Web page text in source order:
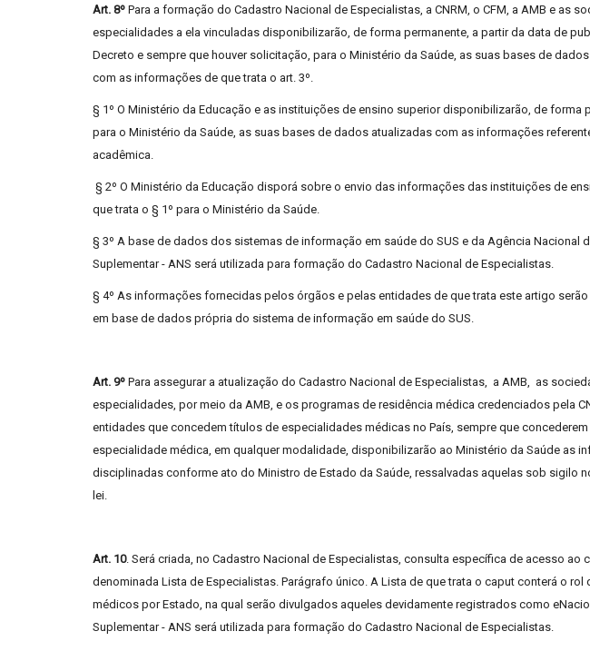
Art. 8º Para a formação do Cadastro Nacional de Especialistas, a CNRM, o CFM, a AMB e as
especialidades a ela vinculadas disponibilizarão, de forma permanente, a partir da data de
Decreto e sempre que houver solicitação, para o Ministério da Saúde, as suas bases de
com as informações de que trata o art. 3º.
§ 1º O Ministério da Educação e as instituições de ensino superior disponibilizarão, de forma
para o Ministério da Saúde, as suas bases de dados atualizadas com as informações
acadêmica.
§ 2º O Ministério da Educação disporá sobre o envio das informações das instituições de
que trata o § 1º para o Ministério da Saúde.
§ 3º A base de dados dos sistemas de informação em saúde do SUS e da Agência Nacional
Suplementar - ANS será utilizada para formação do Cadastro Nacional de Especialistas.
§ 4º As informações fornecidas pelos órgãos e pelas entidades de que trata este artigo
em base de dados própria do sistema de informação em saúde do SUS.
Art. 9º Para assegurar a atualização do Cadastro Nacional de Especialistas, a AMB, as
especialidades, por meio da AMB, e os programas de residência médica credenciados pela
entidades que concedem títulos de especialidades médicas no País, sempre que
especialidade médica, em qualquer modalidade, disponibilizarão ao Ministério da Saúde as
disciplinadas conforme ato do Ministro de Estado da Saúde, ressalvadas aquelas sob sigilo
lei.
Art. 10. Será criada, no Cadastro Nacional de Especialistas, consulta específica de acesso ao
denominada Lista de Especialistas. Parágrafo único. A Lista de que trata o caput conterá o
médicos por Estado, na qual serão divulgados aqueles devidamente registrados como
Suplementar - ANS será utilizada para formação do Cadastro Nacional de Especialistas.